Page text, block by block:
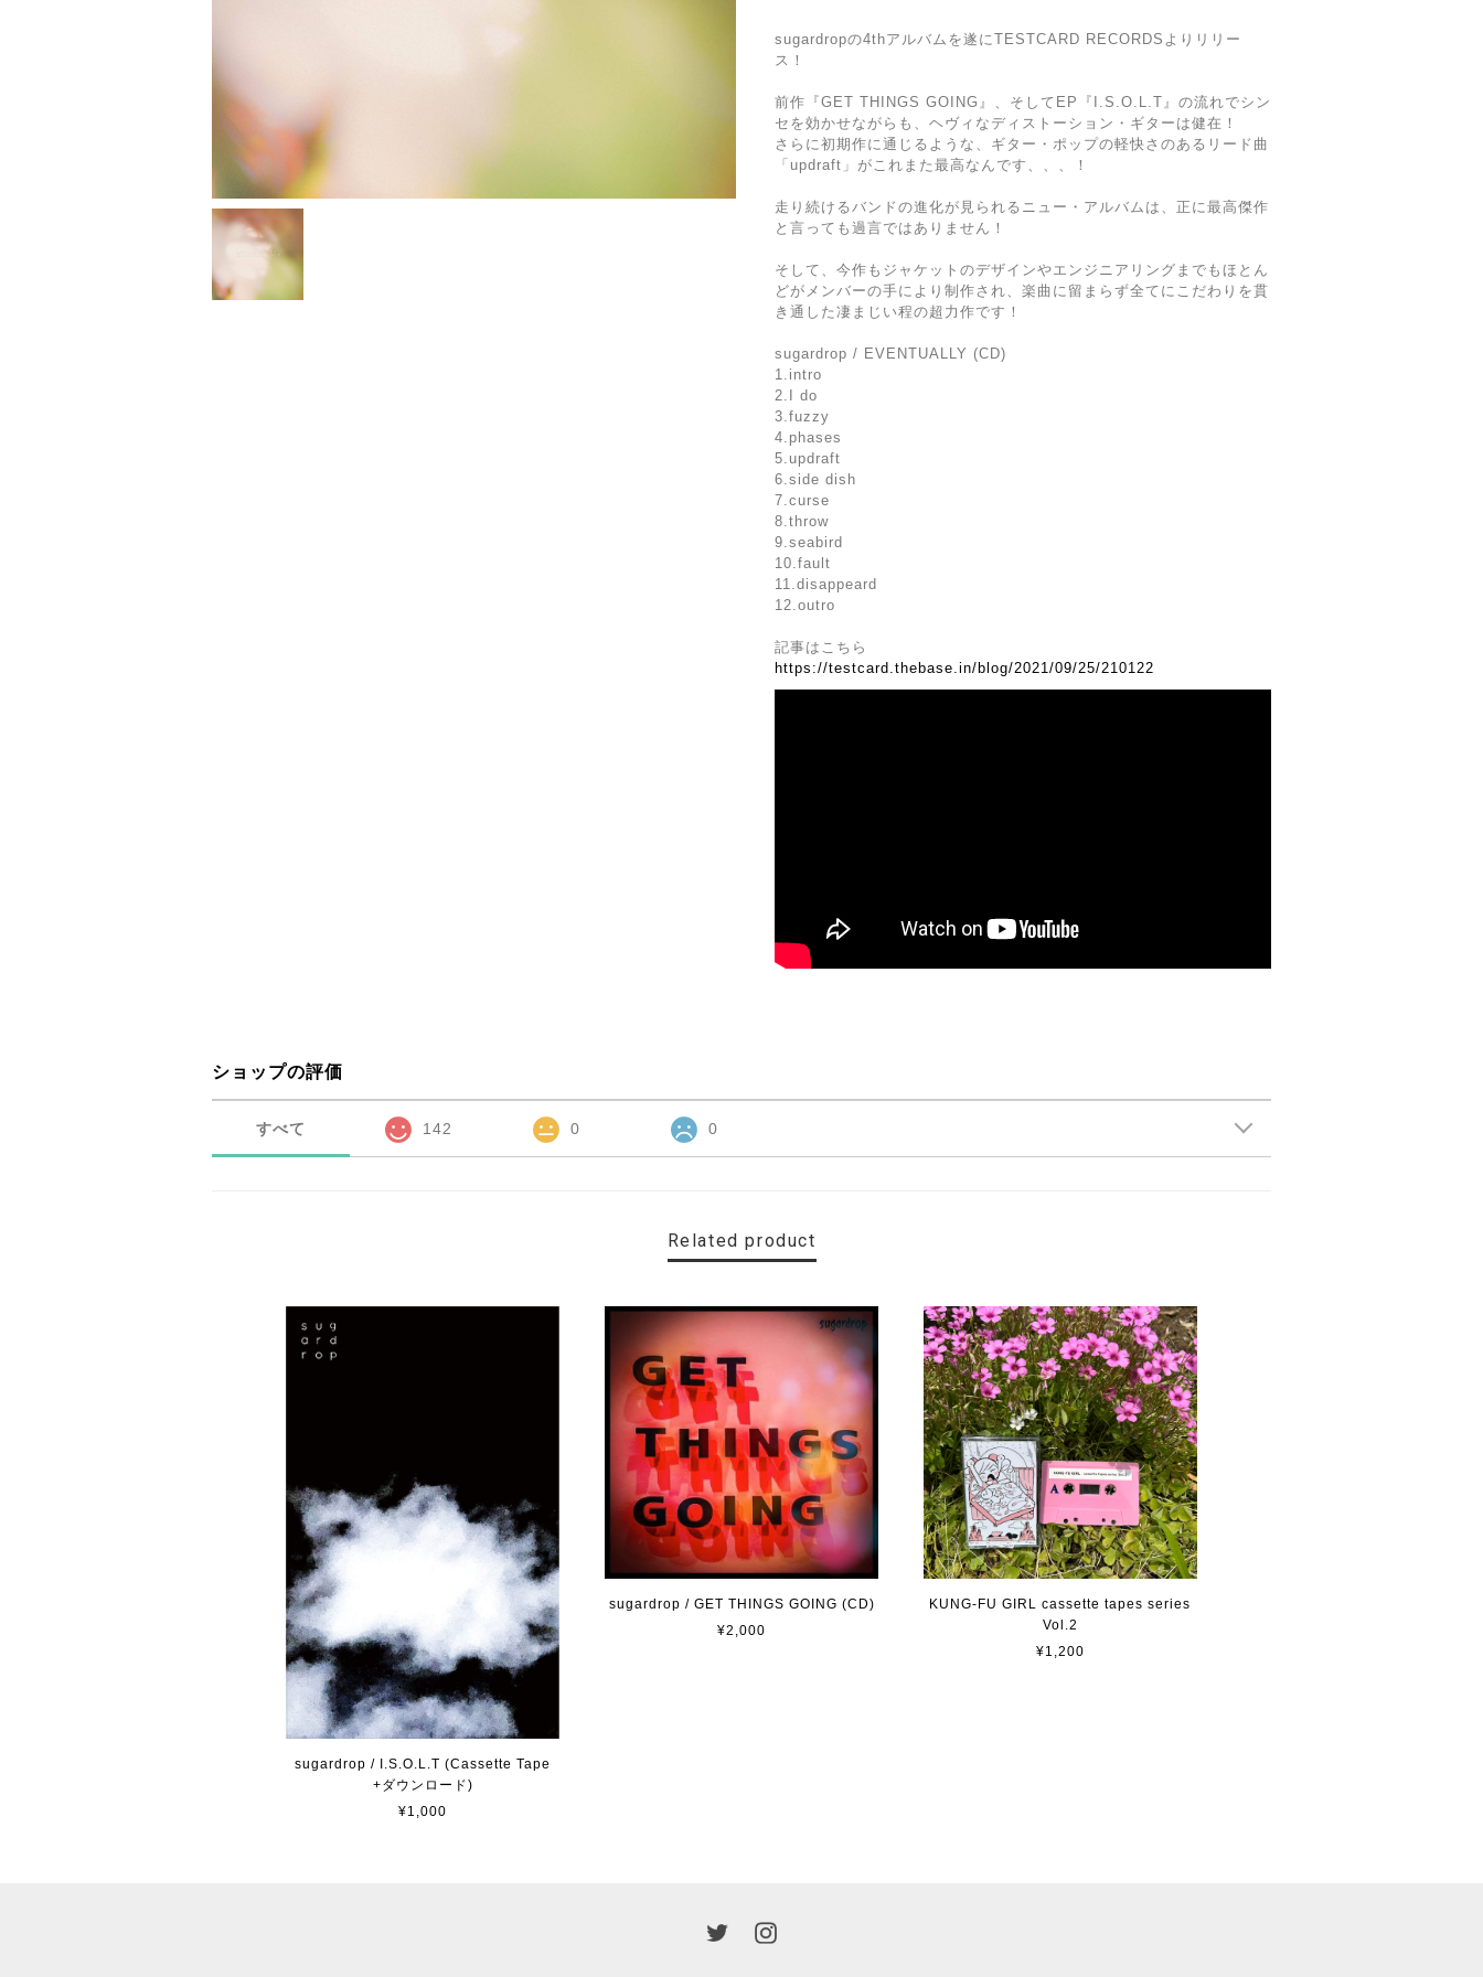
sugardropの4thアルバムを遂にTESTCARD RECORDSよりリリー
ス！
前作『GET THINGS GOING』、そしてEP『I.S.O.L.T』の流れでシン
セを効かせながらも、ヘヴィなディストーション・ギターは健在！
さらに初期作に通じるような、ギター・ポップの軽快さのあるリード曲
「updraft」がこれまた最高なんです、、、！
走り続けるバンドの進化が見られるニュー・アルバムは、正に最高傑作
と言っても過言ではありません！
そして、今作もジャケットのデザインやエンジニアリングまでもほとん
どがメンバーの手により制作され、楽曲に留まらず全てにこだわりを貫
き通した凄まじい程の超力作です！
sugardrop / EVENTUALLY (CD)
1.intro
2.I do
3.fuzzy
4.phases
5.updraft
6.side dish
7.curse
8.throw
9.seabird
10.fault
11.disappeard
12.outro
記事はこちら
https://testcard.thebase.in/blog/2021/09/25/210122
ショップの評価
すべて 142 0 0
Related product
sugardrop / I.S.O.L.T (Cassette Tape
+ダウンロード)
¥1,000
sugardrop / GET THINGS GOING (CD)
¥2,000
KUNG-FU GIRL cassette tapes series
Vol.2
¥1,200